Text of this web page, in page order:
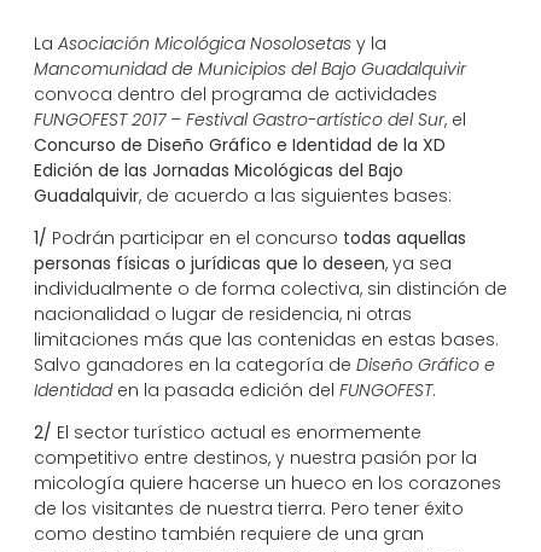
La Asociación Micológica Nosolosetasy la
Mancomunidad de Municipios del Bajo Guadalquivir
convoca dentro del programa de actividades
FUNGOFEST 2017 – Festival Gastro-artístico del Sur, el
Concurso de Diseño Gráfico e Identidad de la XD
Edición de las Jornadas Micológicas del Bajo
Guadalquivir, de acuerdo a las siguientes bases:
1/ Podrán participar en el concurso todas aquellas
personas físicas o jurídicas que lo deseen, ya sea
individualmente o de forma colectiva, sin distinción de
nacionalidad o lugar de residencia, ni otras
limitaciones más que las contenidas en estas bases.
Salvo ganadores en la categoría de Diseño Gráfico e
Identidaden la pasada edición del FUNGOFEST.
2/ El sector turístico actual es enormemente
competitivo entre destinos, y nuestra pasión por la
micología quiere hacerse un hueco en los corazones
de los visitantes de nuestra tierra. Pero tener éxito
como destino también requiere de una gran